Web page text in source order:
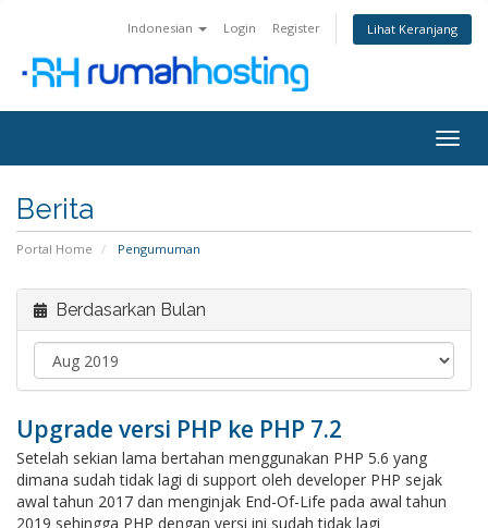
Indonesian Login Register Lihat Keranjang
Berita
Portal Home Pengumuman
Berdasarkan Bulan
Upgrade versi PHP ke PHP 7.2
Setelah sekian lama bertahan menggunakan PHP 5.6 yang
dimana sudah tidak lagi di support oleh developer PHP sejak
awal tahun 2017 dan menginjak End-Of-Life pada awal tahun
2019 sehingga PHP dengan versi ini sudah tidak lagi